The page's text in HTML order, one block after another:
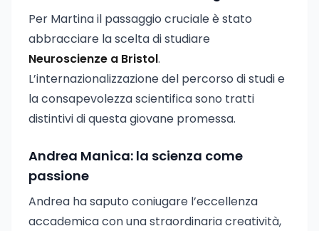
Per Martina il passaggio cruciale è stato
abbracciare la scelta di studiare
Neuroscienze a Bristol.
L’internazionalizzazione del percorso di studi e
la consapevolezza scientifica sono tratti
distintivi di questa giovane promessa.
Andrea Manica: la scienza come
passione
Andrea ha saputo coniugare l’eccellenza
accademica con una straordinaria creatività,